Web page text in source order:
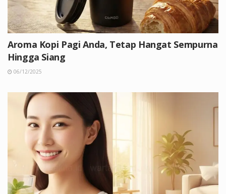
Aroma Kopi Pagi Anda, Tetap Hangat Sempurna
Hingga Siang
06/12/2025